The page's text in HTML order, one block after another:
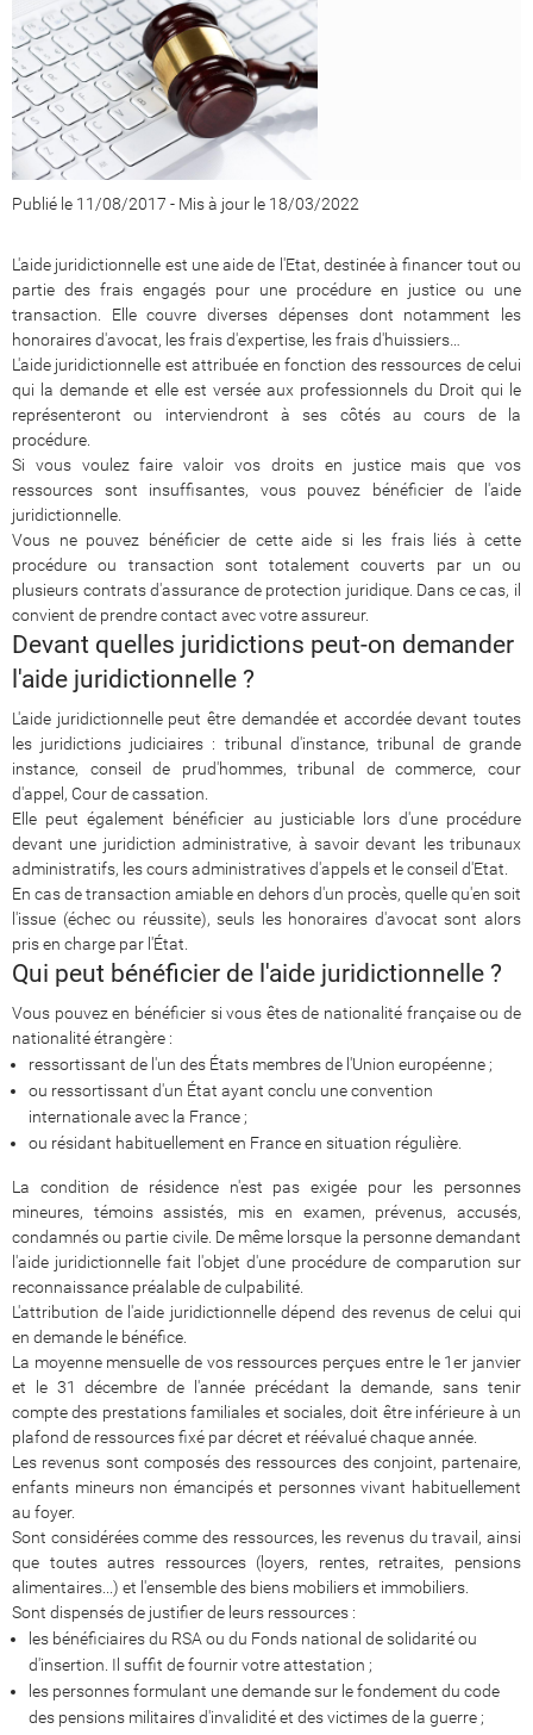
Publié le 11/08/2017 - Mis à jour le 18/03/2022
L'aide juridictionnelle est une aide de l'Etat, destinée à financer tout ou
partie des frais engagés pour une procédure en justice ou une
transaction. Elle couvre diverses dépenses dont notamment les
honoraires d'avocat, les frais d'expertise, les frais d'huissiers…
L'aide juridictionnelle est attribuée en fonction des ressources de celui
qui la demande et elle est versée aux professionnels du Droit qui le
représenteront ou interviendront à ses côtés au cours de la
procédure.
Si vous voulez faire valoir vos droits en justice mais que vos
ressources sont insuffisantes, vous pouvez bénéficier de l'aide
juridictionnelle.
Vous ne pouvez bénéficier de cette aide si les frais liés à cette
procédure ou transaction sont totalement couverts par un ou
plusieurs contrats d'assurance de protection juridique. Dans ce cas, il
convient de prendre contact avec votre assureur.
Devant quelles juridictions peut-on demander
l'aide juridictionnelle ?
L'aide juridictionnelle peut être demandée et accordée devant toutes
les juridictions judiciaires : tribunal d'instance, tribunal de grande
instance, conseil de prud'hommes, tribunal de commerce, cour
d'appel, Cour de cassation.
Elle peut également bénéficier au justiciable lors d'une procédure
devant une juridiction administrative, à savoir devant les tribunaux
administratifs, les cours administratives d'appels et le conseil d'Etat.
En cas de transaction amiable en dehors d'un procès, quelle qu'en soit
l'issue (échec ou réussite), seuls les honoraires d'avocat sont alors
pris en charge par l'État.
Qui peut bénéficier de l'aide juridictionnelle ?
Vous pouvez en bénéficier si vous êtes de nationalité française ou de
nationalité étrangère :
ressortissant de l'un des États membres de l'Union européenne ;
ou ressortissant d'un État ayant conclu une convention
internationale avec la France ;
ou résidant habituellement en France en situation régulière.
La condition de résidence n'est pas exigée pour les personnes
mineures, témoins assistés, mis en examen, prévenus, accusés,
condamnés ou partie civile. De même lorsque la personne demandant
l'aide juridictionnelle fait l'objet d'une procédure de comparution sur
reconnaissance préalable de culpabilité.
L'attribution de l'aide juridictionnelle dépend des revenus de celui qui
en demande le bénéfice.
La moyenne mensuelle de vos ressources perçues entre le 1er janvier
et le 31 décembre de l'année précédant la demande, sans tenir
compte des prestations familiales et sociales, doit être inférieure à un
plafond de ressources fixé par décret et réévalué chaque année.
Les revenus sont composés des ressources des conjoint, partenaire,
enfants mineurs non émancipés et personnes vivant habituellement
au foyer.
Sont considérées comme des ressources, les revenus du travail, ainsi
que toutes autres ressources (loyers, rentes, retraites, pensions
alimentaires...) et l'ensemble des biens mobiliers et immobiliers.
Sont dispensés de justifier de leurs ressources :
les bénéficiaires du RSA ou du Fonds national de solidarité ou
d'insertion. Il suffit de fournir votre attestation ;
les personnes formulant une demande sur le fondement du code
des pensions militaires d'invalidité et des victimes de la guerre ;